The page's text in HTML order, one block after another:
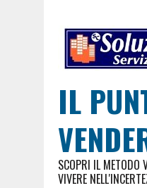
IL
SCOPRI IL METODO
VIVERE